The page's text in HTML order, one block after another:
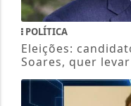
POLÍTICA
Eleições:
Soares, quer